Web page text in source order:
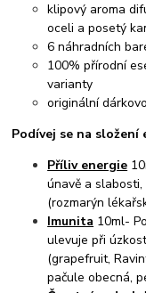
klipový aroma
oceli a posetý
6 náhradních
100% přírodní
varianty
originální
Podívej se na složení
Příliv energie
únavě a
(rozmarýn
Imunita 10ml-
ulevuje při
(grapefruit,
pačule obecná,